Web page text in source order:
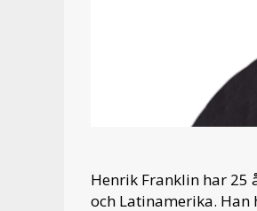
Henrik Franklin har 25
och Latinamerika. Han